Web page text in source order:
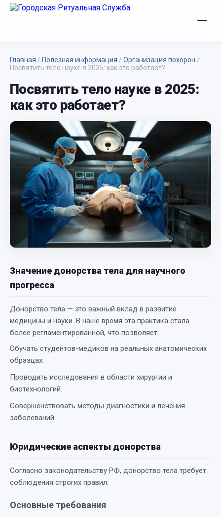
Главная / Полезная информация / Организация похорон /
Посвятить тело науке в 2025: как это работает?
Посвятить тело науке в 2025:
как это работает?
Значение донорства тела для научного
прогресса
Донорство тела — это важный вклад в развитие
медицины и науки. В наше время эта практика стала
более регламентированной, что позволяет:
Обучать студентов-медиков на реальных анатомических
образцах.
Проводить исследования в области хирургии и
биотехнологий.
Совершенствовать методы диагностики и лечения
заболеваний.
Юридические аспекты донорства
Согласно законодательству РФ, донорство тела требует
соблюдения строгих правил:
Основные требования